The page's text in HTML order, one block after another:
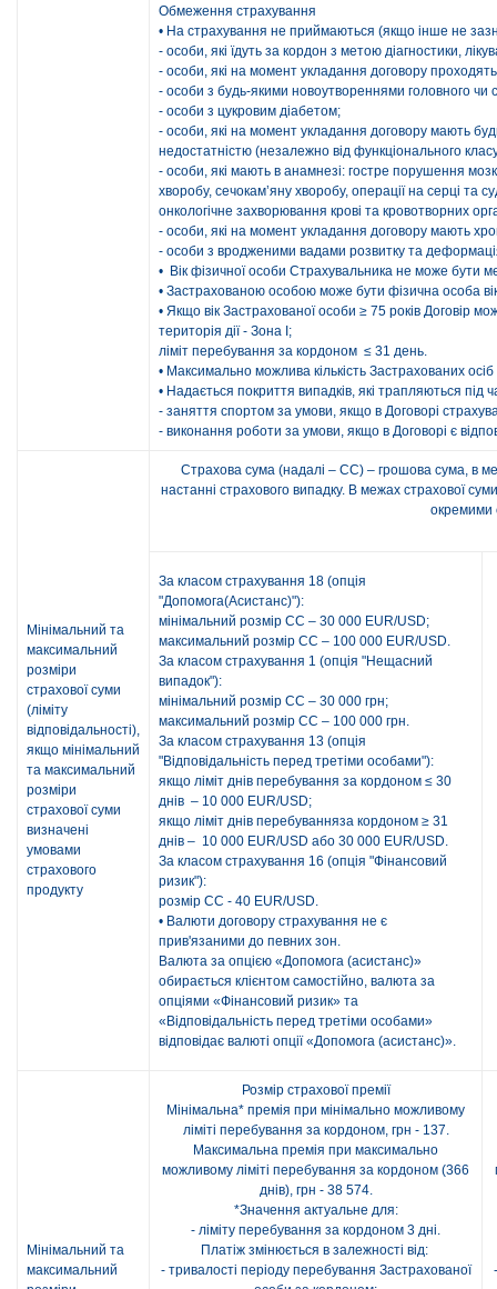
Обмеження страхування
• На страхування не приймаються (якщо інше не
- особи, які їдуть за кордон з метою діагностики,
- особи, які на момент укладання договору
- особи з будь-якими новоутвореннями головного чи
- особи з цукровим діабетом;
- особи, які на момент укладання договору мають
недостатністю (незалежно від функціонального
- особи, які мають в анамнезі: гостре порушення
хворобу, сечокам’яну хворобу, операції на серці та
онкологічне захворювання крові та кровотворних
- особи, які на момент укладання договору мають
- особи з вродженими вадами розвитку та
• Вік фізичної особи Страхувальника не може бути
• Застрахованою особою може бути фізична особа
• Якщо вік Застрахованої особи ≥ 75 років Договір
територія дії - Зона І;
ліміт перебування за кордоном ≤ 31 день.
• Максимально можлива кількість Застрахованих
• Надається покриття випадків, які трапляються під
- заняття спортом за умови, якщо в Договорі
- виконання роботи за умови, якщо в Договорі є
Мінімальний та
максимальний
розміри
страхової суми
(ліміту
відповідальності),
якщо мінімальний
та максимальний
розміри
страхової суми
визначені
умовами
страхового
продукту
Страхова сума (надалі – СС) – грошова сума, в
настанні страхового випадку. В межах страхової
окремими
За класом страхування 18 (опція
"Допомога(Асистанс)"):
мінімальний розмір СС – 30 000 EUR/USD;
максимальний розмір СС – 100 000 EUR/USD.
За класом страхування 1 (опція "Нещасний
випадок"):
мінімальний розмір СС – 30 000 грн;
максимальний розмір СС – 100 000 грн.
За класом страхування 13 (опція
"Відповідальність перед третіми особами"):
якщо ліміт днів перебування за кордоном ≤ 30
днів – 10 000 EUR/USD;
якщо ліміт днів перебуванняза кордоном ≥ 31
днів – 10 000 EUR/USD або 30 000 EUR/USD.
За класом страхування 16 (опція "Фінансовий
ризик"):
розмір СС - 40 EUR/USD.
• Валюти договору страхування не є
прив'язаними до певних зон.
Валюта за опцією «Допомога (асистанс)»
обирається клієнтом самостійно, валюта за
опціями «Фінансовий ризик» та
«Відповідальність перед третіми особами»
відповідає валюті опції «Допомога (асистанс)».
Мінімальний та
максимальний
Розмір страхової премії
Мінімальна* премія при мінімально можливому
ліміті перебування за кордоном, грн - 137.
Максимальна премія при максимально
можливому ліміті перебування за кордоном (366
днів), грн - 38 574.
*Значення актуальне для:
- ліміту перебування за кордоном 3 дні.
Платіж змінюється в залежності від:
- тривалості періоду перебування Застрахованої